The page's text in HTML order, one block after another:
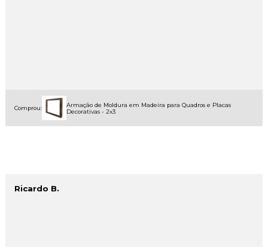
Comprou:
Armação de Moldura em Madeira para Quadros e Placas
Decorativas - 2x3
Ricardo B.